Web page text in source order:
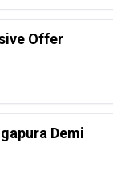
Offer
Demi